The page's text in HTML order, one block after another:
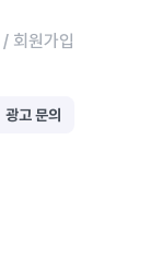
/ 회원가입
광고 문의